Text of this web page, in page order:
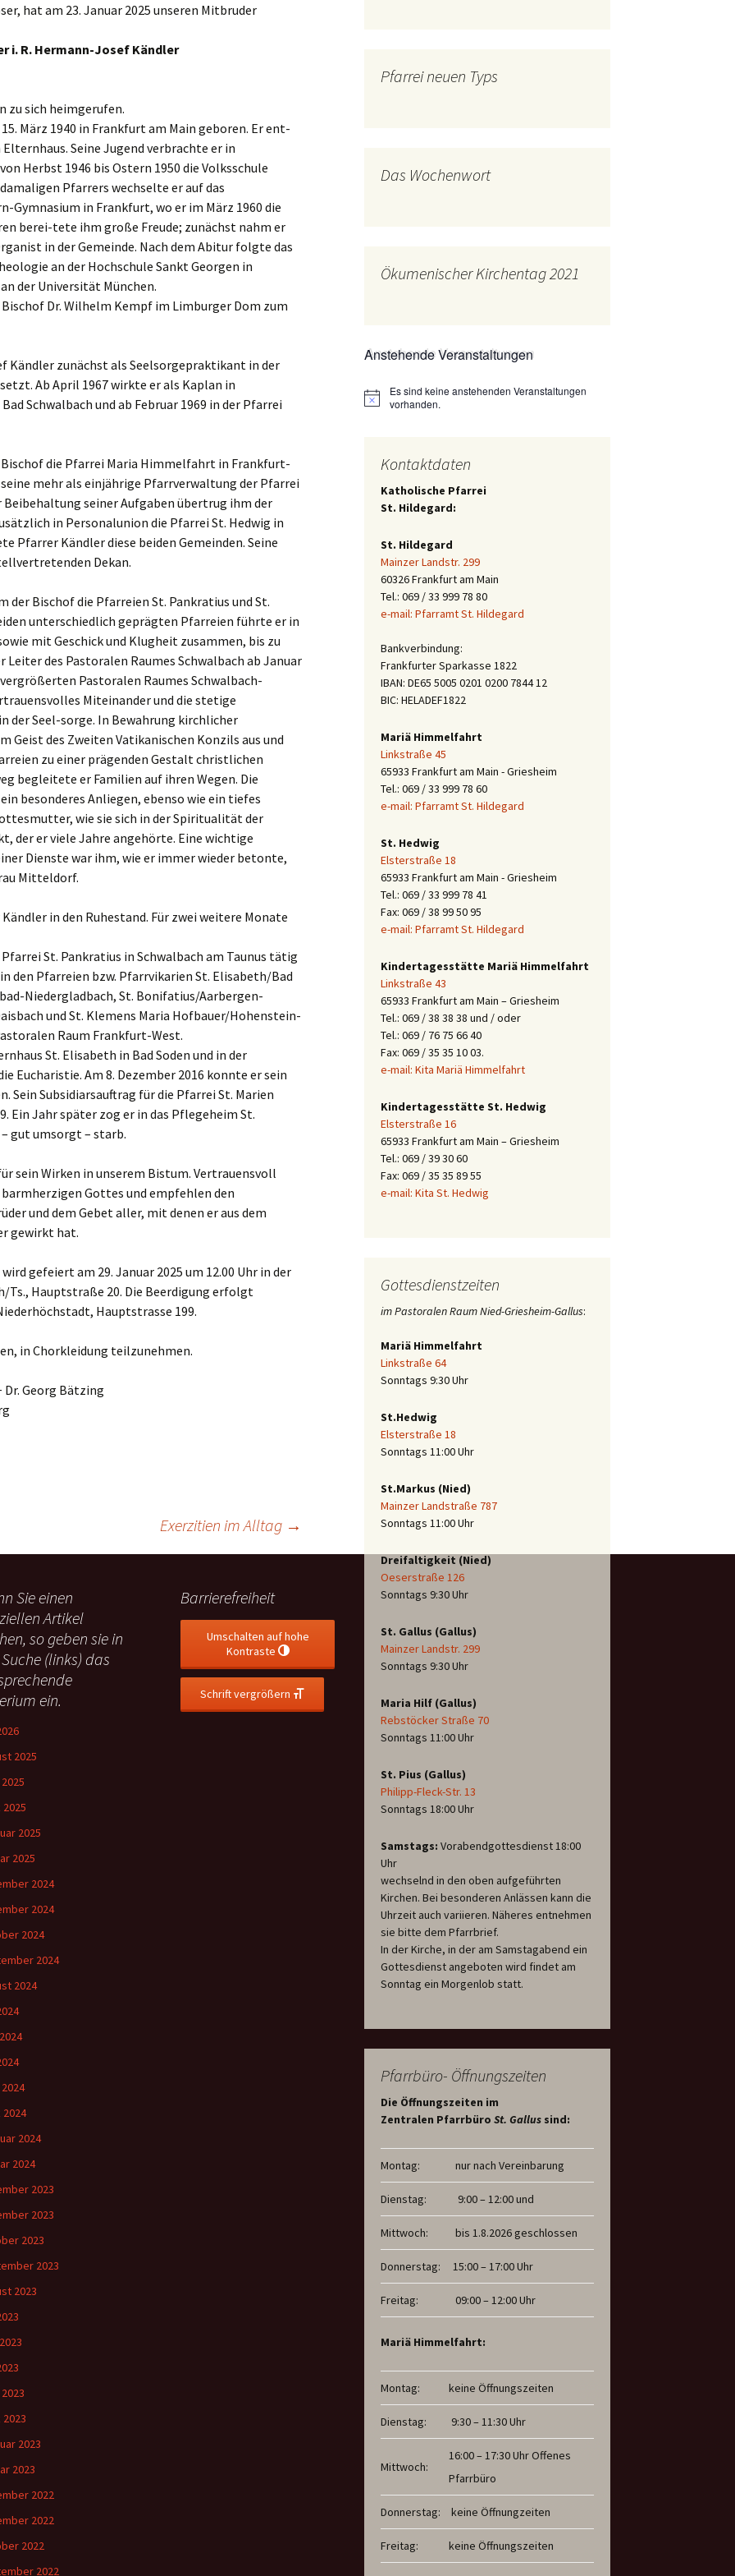
Hedwigsforum (ext. Link)
Kath. Kirche Nied (ext.
Link)
St. Gallus (ext. Link)
Stadtkirche Frankfurt
(ext. Link)
Haus am Dom (ext. Link)
Dompfarrei St.
Bartholomäus (ext. Link)
Bistum Limburg (ext.
Link)
Förderverein Caritas (ext.
Link)
Kirchenzeitung Limburg
(ext. Link)
Jugendkirche Jona (ext.
Stadtsynodalrat
Wir sind Kirche (ext. Link)
Vereinsring Griesheim
(ext. Link)
PGR – Wahl 2015
Kirche St. Hedwig
Unser Josefshaus
Haus im Haus
(St.Hedwig)
Himmelfahrt
Aus dem Archiv
–
Trauung Hilfenetz Nied-Griesheim
Tauffamilien
Unser Wochenwort
hat am 23. Januar 2025 unseren Mitbruder
i. R. Hermann-Josef Kändler
zu sich heimgerufen.
März 1940 in Frankfurt am Main geboren. Er ent-
Seine Jugend verbrachte er in
Herbst 1946 bis Ostern 1950 die Volksschule
Pfarrers wechselte er auf das
Gymnasium in Frankfurt, wo er im März 1960 die
berei-tete ihm große Freude; zunächst nahm er
in der Gemeinde. Nach dem Abitur folgte das
an der Hochschule Sankt Georgen in
der Universität München.
Bischof Dr. Wilhelm Kempf im Limburger Dom zum
Kändler zunächst als Seelsorgepraktikant in der
Ab April 1967 wirkte er als Kaplan in
Schwalbach und ab Februar 1969 in der Pfarrei
Bischof die Pfarrei Maria Himmelfahrt in Frankfurt-
mehr als einjährige Pfarrverwaltung der Pfarrei
seiner Aufgaben übertrug ihm der
in Personalunion die Pfarrei St. Hedwig in
Pfarrer Kändler diese beiden Gemeinden. Seine
Dekan.
der Bischof die Pfarreien St. Pankratius und St.
unterschiedlich geprägten Pfarreien führte er in
mit Geschick und Klugheit zusammen, bis zu
des Pastoralen Raumes Schwalbach ab Januar
Pastoralen Raumes Schwalbach-
Miteinander und die stetige
der Seel-sorge. In Bewahrung kirchlicher
Geist des Zweiten Vatikanischen Konzils aus und
zu einer prägenden Gestalt christlichen
begleitete er Familien auf ihren Wegen. Die
besonderes Anliegen, ebenso wie ein tiefes
wie sie sich in der Spiritualität der
der er viele Jahre angehörte. Eine wichtige
Dienste war ihm, wie er immer wieder betonte,
Mitteldorf.
in den Ruhestand. Für zwei weitere Monate
St. Pankratius in Schwalbach am Taunus tätig
den Pfarreien bzw. Pfarrvikarien St. Elisabeth/Bad
Niedergladbach, St. Bonifatius/Aarbergen-
und St. Klemens Maria Hofbauer/Hohenstein-
Raum Frankfurt-West.
St. Elisabeth in Bad Soden und in der
Eucharistie. Am 8. Dezember 2016 konnte er sein
Sein Subsidiarsauftrag für die Pfarrei St. Marien
Ein Jahr später zog er in das Pflegeheim St.
– gut umsorgt – starb.
sein Wirken in unserem Bistum. Vertrauensvoll
Gottes und empfehlen den
und dem Gebet aller, mit denen er aus dem
gewirkt hat.
gefeiert am 29. Januar 2025 um 12.00 Uhr in der
Ts., Hauptstraße 20. Die Beerdigung erfolgt
Hauptstrasse 199.
in Chorkleidung teilzunehmen.
Georg Bätzing
Exerzitien im Alltag →
Pfarrei neuen Typs
Das Wochenwort
Ökumenischer Kirchentag 2021
Anstehende Veranstaltungen
Hinweis
Es sind keine anstehenden Veranstaltungen
vorhanden.
Kontaktdaten
Katholische Pfarrei
St. Hildegard:
St. Hildegard
Mainzer Landstr. 299
60326 Frankfurt am Main
Tel.: 069 / 33 999 78 80
e-mail: Pfarramt St. Hildegard
Bankverbindung:
Frankfurter Sparkasse 1822
IBAN: DE65 5005 0201 0200 7844 12
BIC: HELADEF1822
Mariä Himmelfahrt
Linkstraße 45
65933 Frankfurt am Main - Griesheim
Tel.: 069 / 33 999 78 60
e-mail: Pfarramt St. Hildegard
St. Hedwig
Elsterstraße 18
65933 Frankfurt am Main - Griesheim
Tel.: 069 / 33 999 78 41
Fax: 069 / 38 99 50 95
e-mail: Pfarramt St. Hildegard
Kindertagesstätte Mariä Himmelfahrt
Linkstraße 43
65933 Frankfurt am Main – Griesheim
Tel.: 069 / 38 38 38 und / oder
Tel.: 069 / 76 75 66 40
Fax: 069 / 35 35 10 03.
e-mail: Kita Mariä Himmelfahrt
Kindertagesstätte St. Hedwig
Elsterstraße 16
65933 Frankfurt am Main – Griesheim
Tel.: 069 / 39 30 60
Fax: 069 / 35 35 89 55
e-mail: Kita St. Hedwig
Gottesdienstzeiten
im Pastoralen Raum Nied-Griesheim-Gallus:
Mariä Himmelfahrt
Linkstraße 64
Sonntags 9:30 Uhr
St.Hedwig
Elsterstraße 18
Sonntags 11:00 Uhr
St.Markus (Nied)
Mainzer Landstraße 787
Sonntags 11:00 Uhr
Dreifaltigkeit (Nied)
Oeserstraße 126
Sonntags 9:30 Uhr
St. Gallus (Gallus)
Mainzer Landstr. 299
Sonntags 9:30 Uhr
Maria Hilf (Gallus)
Rebstöcker Straße 70
Sonntags 11:00 Uhr
St. Pius (Gallus)
Philipp-Fleck-Str. 13
Sonntags 18:00 Uhr
Samstags: Vorabendgottesdienst 18:00
Uhr
wechselnd in den oben aufgeführten
Kirchen. Bei besonderen Anlässen kann die
Uhrzeit auch variieren. Näheres entnehmen
sie bitte dem Pfarrbrief.
In der Kirche, in der am Samstagabend ein
Gottesdienst angeboten wird findet am
Sonntag ein Morgenlob statt.
Pfarrbüro- Öffnungszeiten
Die Öffnungszeiten im
Zentralen Pfarrbüro St. Gallus sind:
Montag: nur nach Vereinbarung
Dienstag: 9:00 – 12:00 und
Mittwoch: bis 1.8.2026 geschlossen
Donnerstag: 15:00 – 17:00 Uhr
Freitag: 09:00 – 12:00 Uhr
Mariä Himmelfahrt:
Montag: keine Öffnungszeiten
Dienstag: 9:30 – 11:30 Uhr
Mittwoch:
16:00 – 17:30 Uhr Offenes
Pfarrbüro
Donnerstag: keine Öffnungzeiten
Freitag: keine Öffnungszeiten
Sie einen
Artikel
so geben sie in
(links) das
ein.
2025
2025
2025
2024
2024
2024
2024
2024
2024
2024
2024
2023
2023
2023
2023
2023
2023
2023
2022
2022
2022
2022
Barrierefreiheit
Umschalten auf hohe
Kontraste
Schrift vergrößern